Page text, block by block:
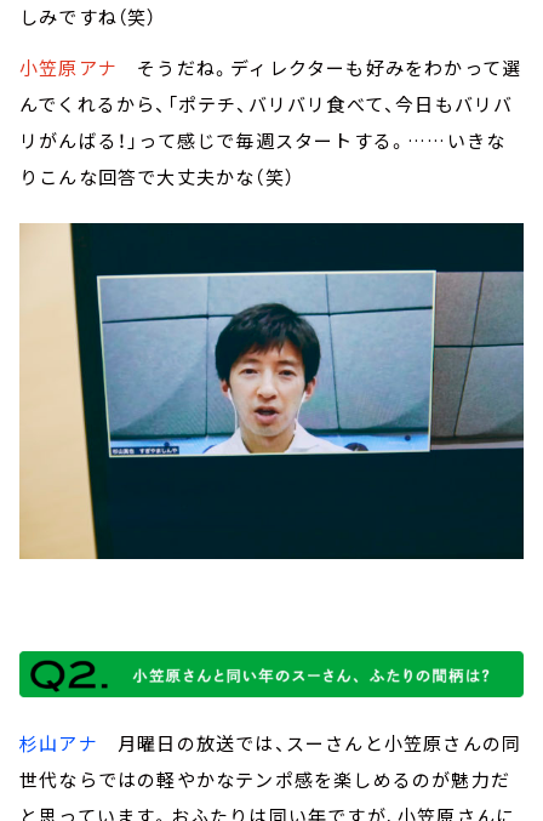
しみですね（笑）
小笠原アナ そうだね。ディレクターも好みをわかって選
んでくれるから、「ポテチ、バリバリ食べて、今日もバリバ
リがんばる！」って感じで毎週スタートする。……いきな
りこんな回答で大丈夫かな（笑）
杉山アナ 月曜日の放送では、スーさんと小笠原さんの同
世代ならではの軽やかなテンポ感を楽しめるのが魅力だ
と思っています。おふたりは同い年ですが、小笠原さんに